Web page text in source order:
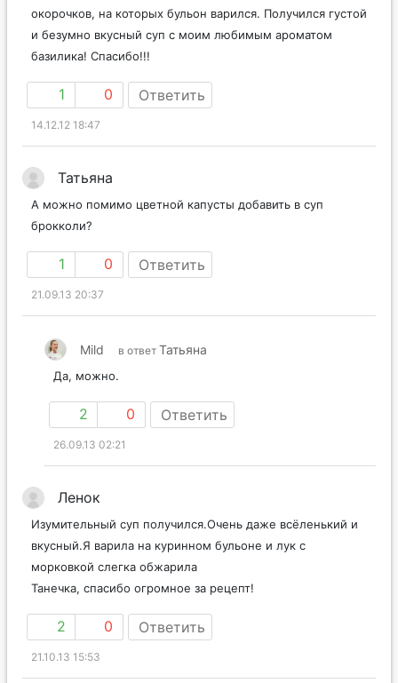
окорочков, на которых бульон варился. Получился густой
и безумно вкусный суп с моим любимым ароматом
базилика! Спасибо!!!
1 0 Ответить
14.12.12 18:47
Татьяна
А можно помимо цветной капусты добавить в суп
брокколи?
1 0 Ответить
21.09.13 20:37
Mild в ответ Татьяна
Да, можно.
2 0 Ответить
26.09.13 02:21
Ленок
Изумительный суп получился.Очень даже всёленький и
вкусный.Я варила на куринном бульоне и лук с
морковкой слегка обжарила
Танечка, спасибо огромное за рецепт!
2 0 Ответить
21.10.13 15:53